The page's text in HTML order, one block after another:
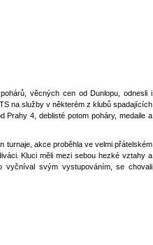
věcných cen od Dunlopu, odnesli i
na služby v některém z klubů spadajících
4, deblisté potom poháry, medaile a
turnaje, akce proběhla ve velmi přátelském
Kluci měli mezi sebou hezké vztahy a
vyčníval svým vystupováním, se chovali